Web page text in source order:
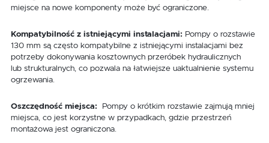
miejsce na nowe komponenty może być ograniczone.
Kompatybilność z istniejącymi instalacjami: Pompy o rozstawie
130 mm są często kompatybilne z istniejącymi instalacjami bez
potrzeby dokonywania kosztownych przeróbek hydraulicznych
lub strukturalnych, co pozwala na łatwiejsze uaktualnienie systemu
ogrzewania.
Oszczędność miejsca:
Pompy o krótkim rozstawie zajmują mniej
miejsca, co jest korzystne w przypadkach, gdzie przestrzeń
montażowa jest ograniczona.